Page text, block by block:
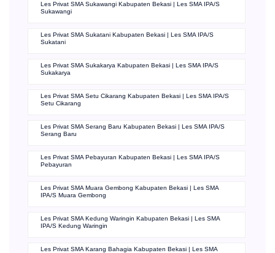
Les Privat SMA Sukawangi Kabupaten Bekasi | Les SMA IPA/S
Sukawangi
Les Privat SMA Sukatani Kabupaten Bekasi | Les SMA IPA/S
Sukatani
Les Privat SMA Sukakarya Kabupaten Bekasi | Les SMA IPA/S
Sukakarya
Les Privat SMA Setu Cikarang Kabupaten Bekasi | Les SMA IPA/S
Setu Cikarang
Les Privat SMA Serang Baru Kabupaten Bekasi | Les SMA IPA/S
Serang Baru
Les Privat SMA Pebayuran Kabupaten Bekasi | Les SMA IPA/S
Pebayuran
Les Privat SMA Muara Gembong Kabupaten Bekasi | Les SMA
IPA/S Muara Gembong
Les Privat SMA Kedung Waringin Kabupaten Bekasi | Les SMA
IPA/S Kedung Waringin
Les Privat SMA Karang Bahagia Kabupaten Bekasi | Les SMA